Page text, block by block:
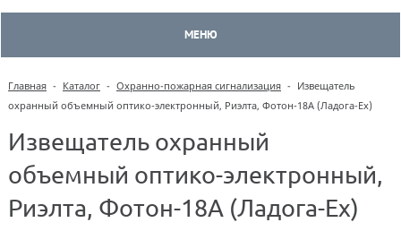
МЕНЮ
Главная - Каталог - Охранно-пожарная сигнализация - Извещатель
охранный объемный оптико-электронный, Риэлта, Фотон-18А (Ладога-Ex)
Извещатель охранный
объемный оптико-электронный,
Риэлта, Фотон-18А (Ладога-Ex)